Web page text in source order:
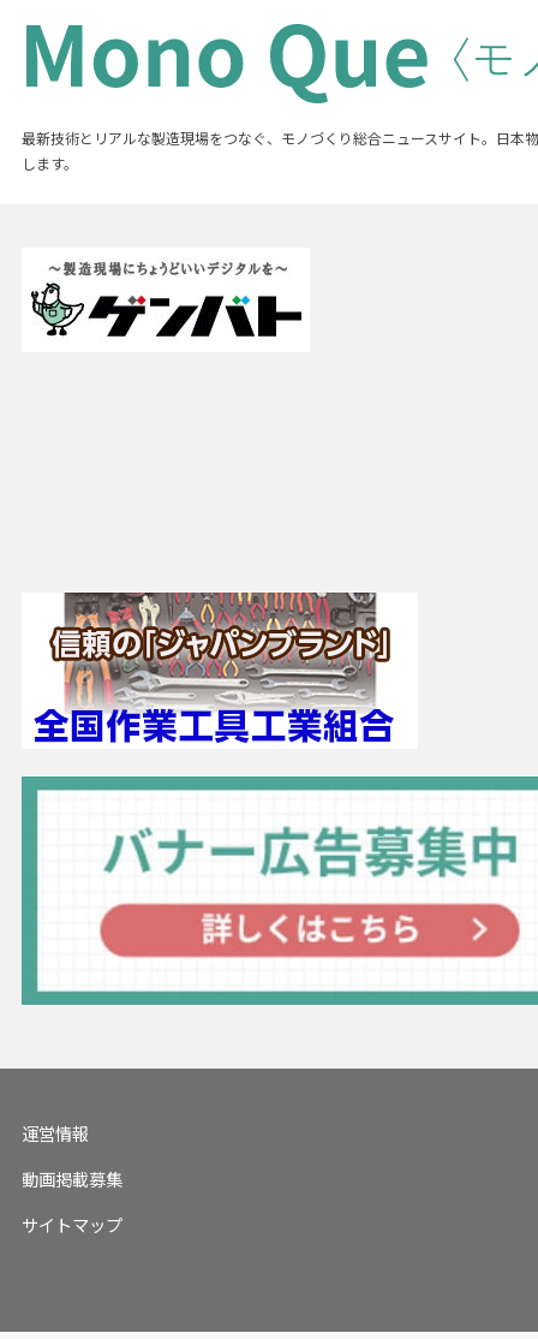
最新技術とリアルな製造現場をつなぐ、モノづくり総合ニュースサイト。日本
します。
運営情報
動画掲載募集
サイトマップ